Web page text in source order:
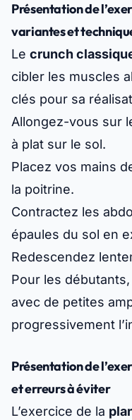
Présentation de
variantes et
Le crunch
cibler les muscles
clés pour sa
Allongez-vous sur
à plat sur le sol.
Placez vos mains
la poitrine.
Contractez les
épaules du sol en
Redescendez
Pour les
avec de petites
progressivement
Présentation de
et erreurs à éviter
L’exercice de la